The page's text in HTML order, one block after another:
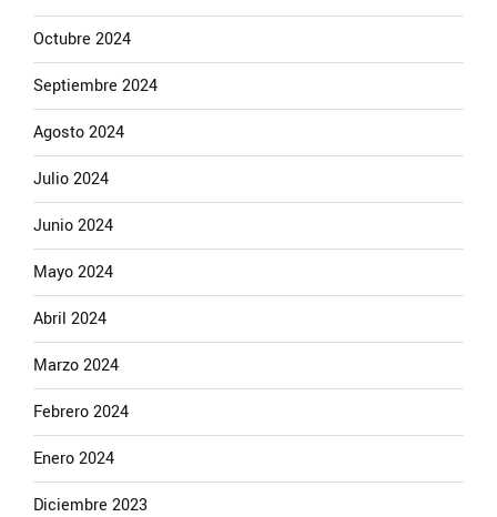
Octubre 2024
Septiembre 2024
Agosto 2024
Julio 2024
Junio 2024
Mayo 2024
Abril 2024
Marzo 2024
Febrero 2024
Enero 2024
Diciembre 2023